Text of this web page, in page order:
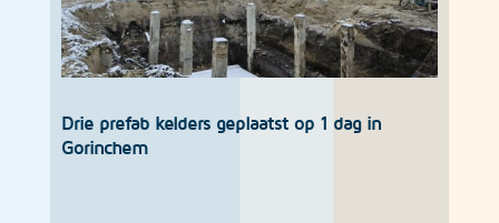
Drie prefab kelders geplaatst op 1 dag in
Gorinchem